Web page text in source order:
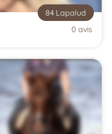
84 Lapalud
0 avis